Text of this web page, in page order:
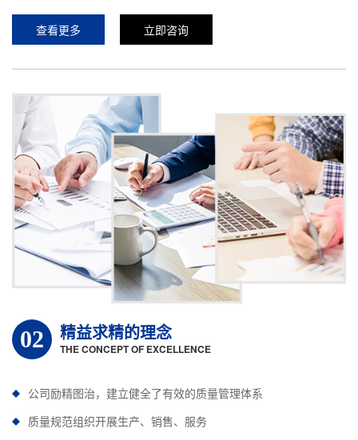
查看更多 立即咨询
02 精益求精的理念
THE CONCEPT OF EXCELLENCE
公司励精图治，建立健全了有效的质量管理体系
质量规范组织开展生产、销售、服务